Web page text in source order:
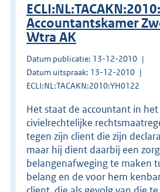
Accountantskamer
Wtra AK
Datum publicatie: 13-12-2010
Datum uitspraak: 13-12-2010
ECLI:NL:TACAKN:2010:YH0122
Het staat de accountant in
civielrechtelijke
tegen zijn client die zijn
maar hij dient daarbij een
belangenafweging te maken
belang en de voor hem